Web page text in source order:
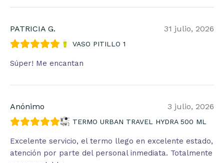
PATRICIA G. 31 julio, 2026
VASO PITILLO 1
Súper! Me encantan
Anónimo 3 julio, 2026
TERMO URBAN TRAVEL HYDRA 500 ML
Excelente servicio, el termo llego en excelente estado,
atención por parte del personal inmediata. Totalmente